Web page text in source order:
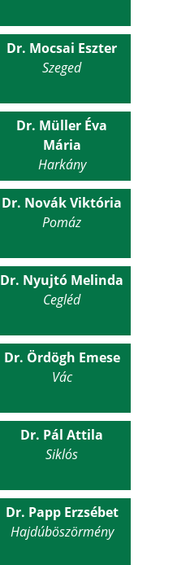
Dr. Mocsai Eszter
Szeged
Dr. Müller Éva
Mária
Harkány
Dr. Novák Viktória
Pomáz
Dr. Nyujtó Melinda
Cegléd
Dr. Ördögh Emese
Vác
Dr. Pál Attila
Siklós
Dr. Papp Erzsébet
Hajdúböszörmény